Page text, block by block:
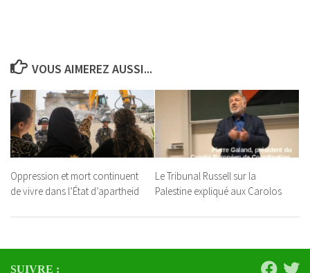
VOUS AIMEREZ AUSSI...
Oppression et mort continuent
de vivre dans l’État d’apartheid
Le Tribunal Russell sur la
Palestine expliqué aux Carolos
SUIVRE :